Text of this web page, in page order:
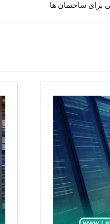
برای ساختمان ها